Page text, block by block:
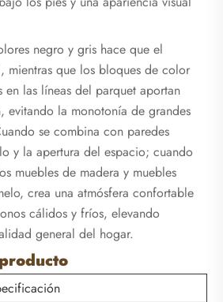
negro y gris hace que el
mientras que los bloques de color
en las líneas del parquet aportan
evitando la monotonía de grandes
se combina con paredes
y la apertura del espacio; cuando
muebles de madera y muebles
crea una atmósfera confortable
cálidos y fríos, elevando
general del hogar.